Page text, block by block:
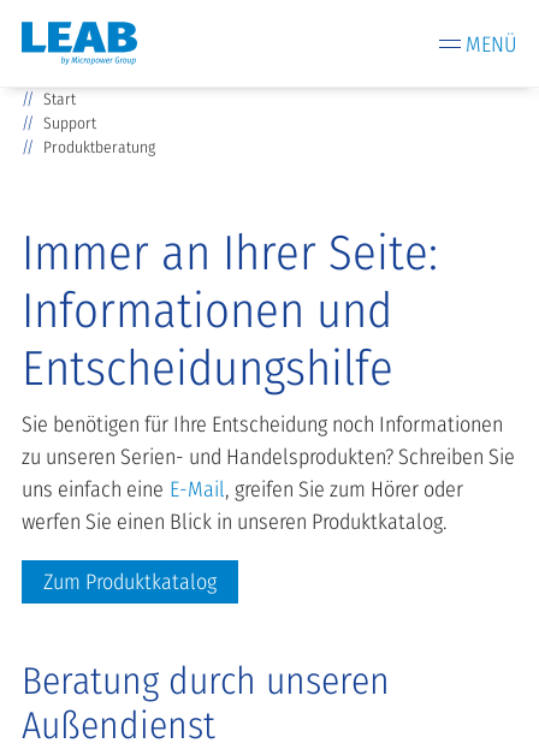
MENÜ
Start
Support
Produktberatung
Immer an Ihrer Seite:
Informationen und
Entscheidungshilfe
Sie benötigen für Ihre Entscheidung noch Informationen
zu unseren Serien- und Handelsprodukten? Schreiben Sie
uns einfach eine E-Mail, greifen Sie zum Hörer oder
werfen Sie einen Blick in unseren Produktkatalog.
Zum Produktkatalog
Beratung durch unseren
Außendienst